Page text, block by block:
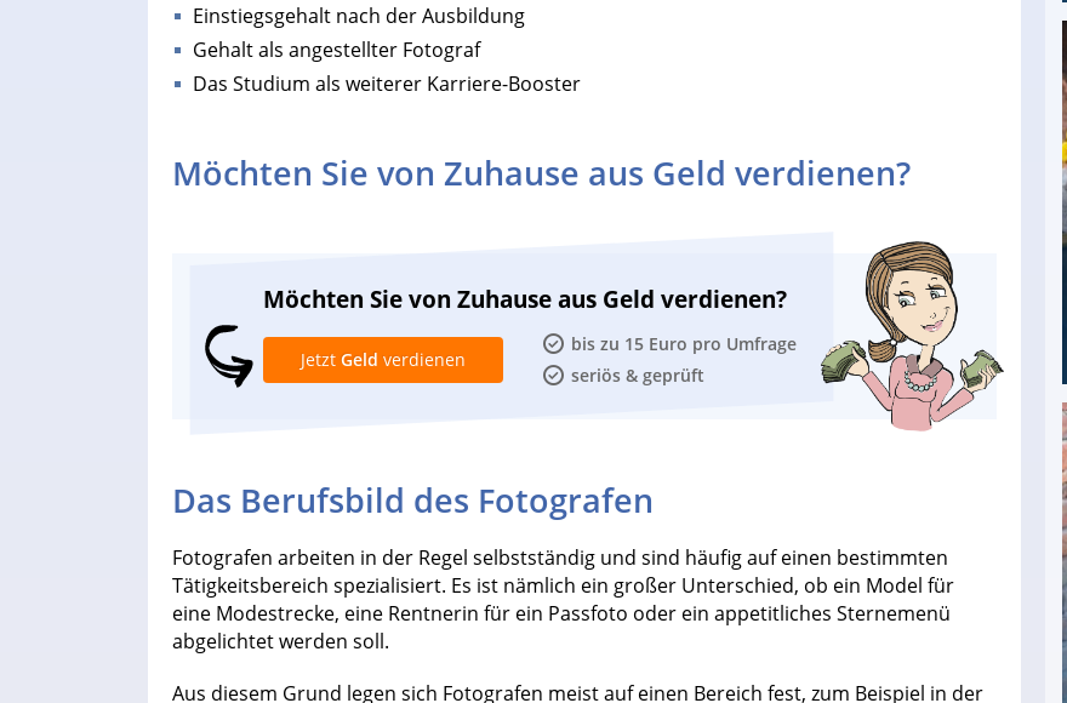
Einstiegsgehalt nach der Ausbildung
Gehalt als angestellter Fotograf
Das Studium als weiterer Karriere-Booster
Möchten Sie von Zuhause aus Geld verdienen?
Möchten Sie von Zuhause aus Geld verdienen?
bis zu 15 Euro pro Umfrage
seriös & geprüft
Jetzt Geld verdienen
Das Berufsbild des Fotografen
Fotografen arbeiten in der Regel selbstständig und sind häufig auf einen bestimmten
Tätigkeitsbereich spezialisiert. Es ist nämlich ein großer Unterschied, ob ein Model für
eine Modestrecke, eine Rentnerin für ein Passfoto oder ein appetitliches Sternemenü
abgelichtet werden soll.
Aus diesem Grund legen sich Fotografen meist auf einen Bereich fest, zum Beispiel in der
Erschreckend: Asylbewerber treiben
Ihr Kind kam schwer behindert zur Welt: